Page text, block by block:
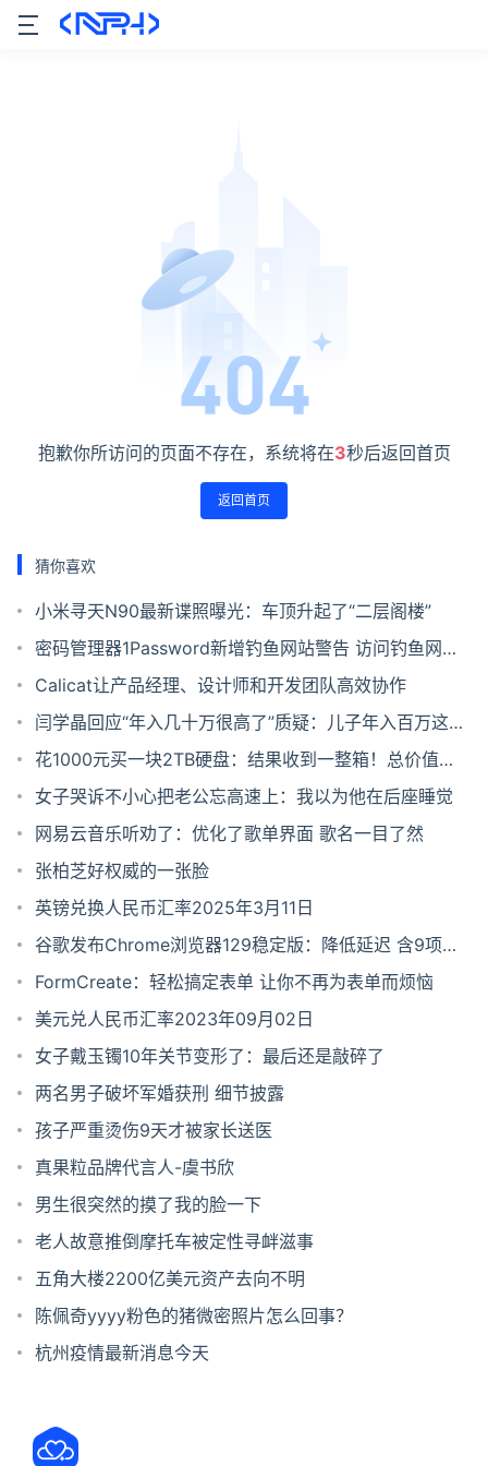
抱歉你所访问的页面不存在，系统将在3秒后返回首页
返回首页
猜你喜欢
小米寻天N90最新谍照曝光：车顶升起了“二层阁楼”
密码管理器1Password新增钓鱼网站警告 访问钓鱼网站
粘贴密码时先警告用户
Calicat让产品经理、设计师和开发团队高效协作
闫学晶回应“年入几十万很高了”质疑：儿子年入百万这个
家才能运转
花1000元买一块2TB硬盘：结果收到一整箱！总价值
9000+
女子哭诉不小心把老公忘高速上：我以为他在后座睡觉
网易云音乐听劝了：优化了歌单界面 歌名一目了然
张柏芝好权威的一张脸
英镑兑换人民币汇率2025年3月11日
谷歌发布Chrome浏览器129稳定版：降低延迟 含9项安
全修复
FormCreate：轻松搞定表单 让你不再为表单而烦恼
美元兑人民币汇率2023年09月02日
女子戴玉镯10年关节变形了：最后还是敲碎了
两名男子破坏军婚获刑 细节披露
孩子严重烫伤9天才被家长送医
真果粒品牌代言人-虞书欣
男生很突然的摸了我的脸一下
老人故意推倒摩托车被定性寻衅滋事
五角大楼2200亿美元资产去向不明
陈佩奇yyyy粉色的猪微密照片怎么回事？
杭州疫情最新消息今天